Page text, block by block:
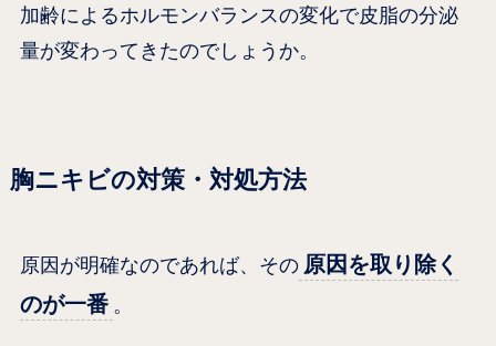
加齢によるホルモンバランスの変化で皮脂の分泌
量が変わってきたのでしょうか。
胸ニキビの対策・対処方法
原因が明確なのであれば、その 原因を取り除く
のが一番 。